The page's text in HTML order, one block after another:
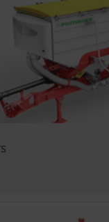
des cookies » a été
évaluent